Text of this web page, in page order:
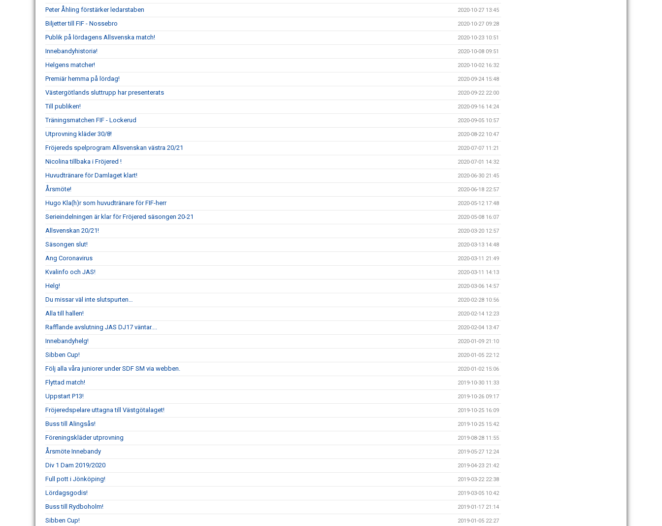
Peter Åhling förstärker ledarstaben 2020-10-27 13:45
Biljetter till FIF - Nossebro 2020-10-27 09:28
Publik på lördagens Allsvenska match! 2020-10-23 10:51
Innebandyhistoria! 2020-10-08 09:51
Helgens matcher! 2020-10-02 16:32
Premiär hemma på lördag! 2020-09-24 15:48
Västergötlands sluttrupp har presenterats 2020-09-22 22:00
Till publiken! 2020-09-16 14:24
Träningsmatchen FIF - Lockerud 2020-09-05 10:57
Utprovning kläder 30/8! 2020-08-22 10:47
Fröjereds spelprogram Allsvenskan västra 20/21 2020-07-07 11:21
Nicolina tillbaka i Fröjered ! 2020-07-01 14:32
Huvudtränare för Damlaget klart! 2020-06-30 21:45
Årsmöte! 2020-06-18 22:57
Hugo Kla(h)r som huvudtränare för FIF-herr 2020-05-12 17:48
Serieindelningen är klar för Fröjered säsongen 20-21 2020-05-08 16:07
Allsvenskan 20/21! 2020-03-20 12:57
Säsongen slut! 2020-03-13 14:48
Ang Coronavirus 2020-03-11 21:49
Kvalinfo och JAS! 2020-03-11 14:13
Helg! 2020-03-06 14:57
Du missar väl inte slutspurten… 2020-02-28 10:56
Alla till hallen! 2020-02-14 12:23
Rafflande avslutning JAS DJ17 väntar.... 2020-02-04 13:47
Innebandyhelg! 2020-01-09 21:10
Sibben Cup! 2020-01-05 22:12
Följ alla våra juniorer under SDF SM via webben. 2020-01-02 15:06
Flyttad match! 2019-10-30 11:33
Uppstart P13! 2019-10-26 09:17
Fröjeredspelare uttagna till Västgötalaget! 2019-10-25 16:09
Buss till Alingsås! 2019-10-25 15:42
Föreningskläder utprovning 2019-08-28 11:55
Årsmöte Innebandy 2019-05-27 12:24
Div 1 Dam 2019/2020 2019-04-23 21:42
Full pott i Jönköping! 2019-03-22 22:38
Lördagsgodis! 2019-03-05 10:42
Buss till Rydboholm! 2019-01-17 21:14
Sibben Cup! 2019-01-05 22:27